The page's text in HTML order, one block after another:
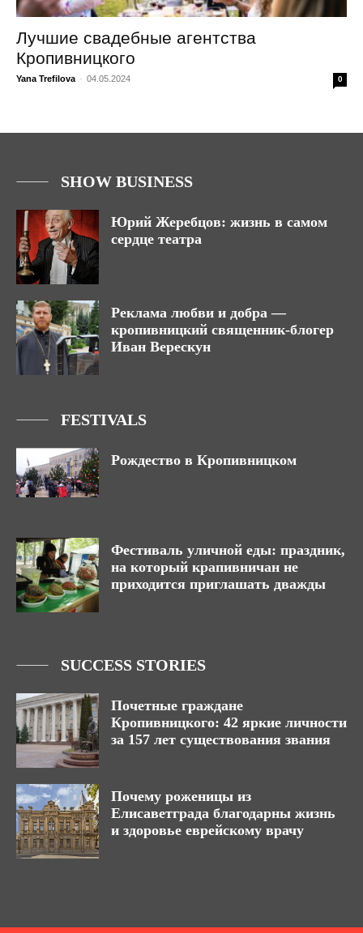
Лучшие свадебные агентства
Кропивницкого
Yana Trefilova - 04.05.2024 0
SHOW BUSINESS
Юрий Жеребцов: жизнь в самом
сердце театра
Реклама любви и добра —
кропивницкий священник-блогер
Иван Верескун
FESTIVALS
Рождество в Кропивницком
Фестиваль уличной еды: праздник,
на который крапивничан не
приходится приглашать дважды
SUCCESS STORIES
Почетные граждане
Кропивницкого: 42 яркие личности
за 157 лет существования звания
Почему роженицы из
Елисаветграда благодарны жизнь
и здоровье еврейскому врачу